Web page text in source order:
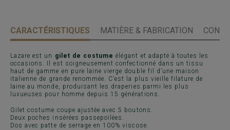
CARACTÉRISTIQUES MATIÈRE & FABRICATION
Lazare est un gilet de costume élégant et adapté à toutes les
occasions. Il est soigneusement confectionné dans un tissu
haut de gamme en pure laine vierge double fil d’une maison
italienne de grande renommée. C’est la plus vieille filature de
laine au monde, produisant les draperies parmi les plus
luxueuses pour homme depuis 15 générations.
Gilet costume coupe ajustée avec 5 boutons.
Deux poches insérées passepoilées.
Dos avec patte de serrage en 100% viscose.